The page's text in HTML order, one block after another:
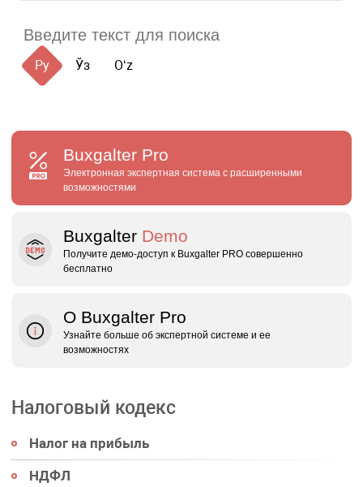
Ру Ўз Oʻz
Buxgalter Pro
Электронная экспертная система с расширенными
возможностями
Buxgalter Demo
Получите демо‑доступ к Buxgalter PRO совершенно
бесплатно
О Buxgalter Pro
Узнайте больше об экспертной системе и ее
возможностях
Налоговый кодекс
Налог на прибыль
НДФЛ